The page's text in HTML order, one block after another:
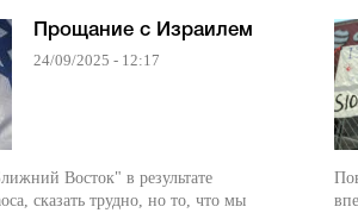
Прощание с Израилем
24/09/2025 - 12:17
Восток" в результате
сказать трудно, но то, что мы